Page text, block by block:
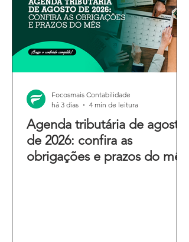
Agenda tributária de agosto
de 2026: confira as
obrigações e prazos do mês
Focosmais Contabilidade
há 3 dias
4 min de leitura